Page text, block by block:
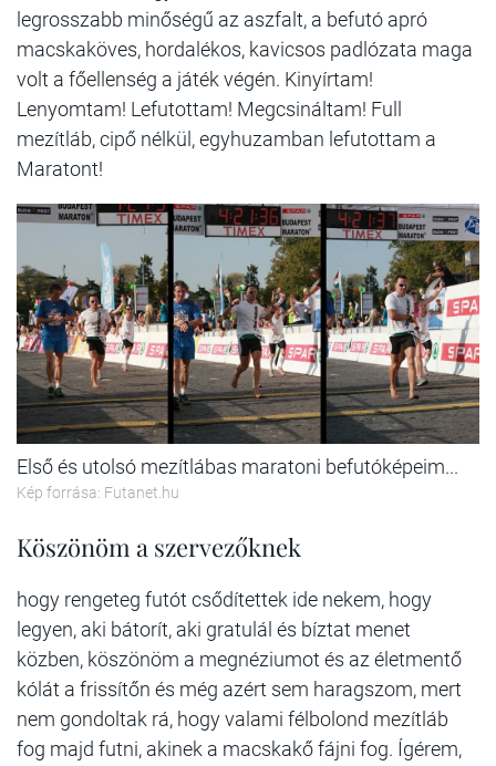
legrosszabb minőségű az aszfalt, a befutó apró
macskaköves, hordalékos, kavicsos padlózata maga
volt a főellenség a játék végén. Kinyírtam!
Lenyomtam! Lefutottam! Megcsináltam! Full
mezítláb, cipő nélkül, egyhuzamban lefutottam a
Maratont!
Első és utolsó mezítlábas maratoni befutóképeim...
Kép forrása: Futanet.hu
Köszönöm a szervezőknek
hogy rengeteg futót csődítettek ide nekem, hogy
legyen, aki bátorít, aki gratulál és bíztat menet
közben, köszönöm a megnéziumot és az életmentő
kólát a frissítőn és még azért sem haragszom, mert
nem gondoltak rá, hogy valami félbolond mezítláb
fog majd futni, akinek a macskakő fájni fog. Ígérem,